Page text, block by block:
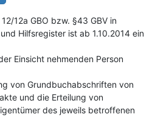
12a GBO bzw. §43 GBV in
Hilfsregister ist ab 1.10.2014 ein
Einsicht nehmenden Person
von Grundbuchabschriften von
und die Erteilung von
des jeweils betroffenen